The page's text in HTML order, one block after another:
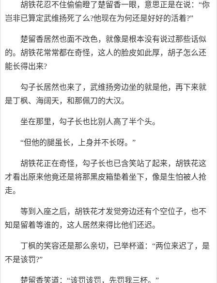
胡铁花忍不住偷偷瞪了楚留香一眼，意思正是在说：“你
岂非已算定武维扬死了么?他现在为何还是好好的活着?”
楚留香居然也面不改色，就像是根本没有说过那些话似
的。胡铁花常常都在奇怪，这人的脸皮如此厚，胡子怎么还
能长得出来?
勾子长居然也来了，武维扬旁边坐的就是他，再下来就
是丁枫、海阔天，和那佩刀的大汉。
坐在那里，勾子长也比别人高了半个头。
“但他的腿虽长，上身并不长呀。”
胡铁花正在奇怪，勾子长也已含笑站了起来，胡铁花这
才看出原来他竟还是将那黑皮箱垫着坐下，像是生怕被人抢
走。
等到入座之后，胡铁花才发觉旁边还有个空位子，也不
知是留着等谁的，这人居然来得比他们还迟。
丁枫的笑容还是那么亲切，已举杯道：“两位来迟了，是
不是该罚?”
楚留香笑道：“该罚该罚，先罚我三杯。”